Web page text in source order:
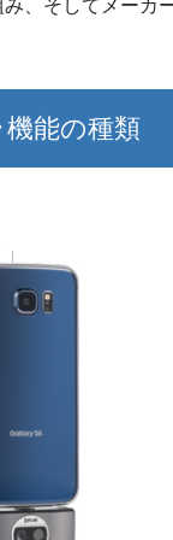
、そしてメーカ
能の種類